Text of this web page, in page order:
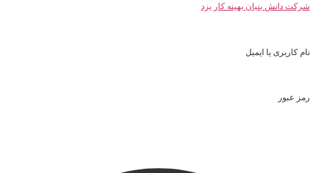
شرکت دانش بنیان بهینه کار یزد
نام کاربری یا ایمیل
رمز عبور